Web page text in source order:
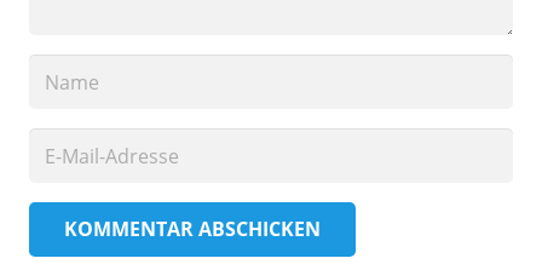
KOMMENTAR ABSCHICKEN